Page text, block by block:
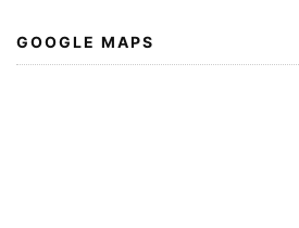
GOOGLE MAPS